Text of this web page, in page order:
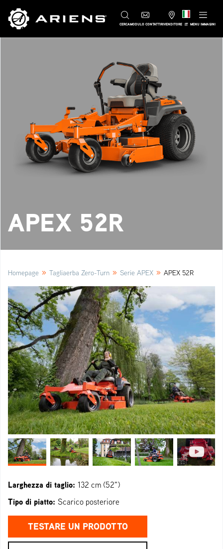
CERCAMODULO CONTATTIRIVENDITORE IT MENU IMMAGINI
APEX 52R
Homepage » Tagliaerba Zero-Turn » Serie APEX » APEX 52R
TESTARE UN PRODOTTO
Larghezza di taglio: 132 cm (52")
Tipo di piatto: Scarico posteriore